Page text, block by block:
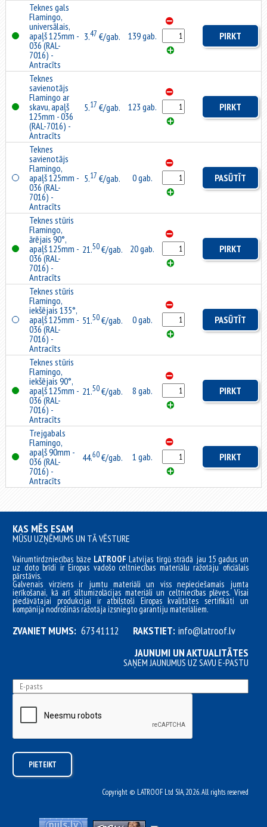
Teknes gals
Flamingo,
universālais,
apaļš 125mm -
036 (RAL-
7016) -
Antracīts
3.47 €/gab. 139 gab. PIRKT
Teknes
savienotājs
Flamingo ar
skavu, apaļš
125mm - 036
(RAL-7016) -
Antracīts
5.17 €/gab. 123 gab. PIRKT
Teknes
savienotājs
Flamingo,
apaļš 125mm -
036 (RAL-
7016) -
Antracīts
5.17 €/gab. 0 gab. PASŪTĪT
Teknes stūris
Flamingo,
ārējais 90°,
apaļš 125mm -
036 (RAL-
7016) -
Antracīts
21.50€/gab. 20 gab. PIRKT
Teknes stūris
Flamingo,
iekšējais 135°,
apaļš 125mm -
036 (RAL-
7016) -
Antracīts
51.50€/gab. 0 gab. PASŪTĪT
Teknes stūris
Flamingo,
iekšējais 90°,
apaļš 125mm -
036 (RAL-
7016) -
Antracīts
21.50€/gab. 8 gab. PIRKT
Trejgabals
Flamingo,
apaļš 90mm -
036 (RAL-
7016) -
Antracīts
44.60€/gab. 1 gab. PIRKT
KAS MĒS ESAM
MŪSU UZŅĒMUMS UN TĀ VĒSTURE
Vairumtirdzniecības bāze LATROOFLatvijas tirgū strādā jau 15 gadus un
uz doto brīdi ir Eiropas vadošo celtniecības materiālu ražotāju oficiālais
pārstāvis.
Galvenais virziens ir jumtu materiāli un viss nepieciešamais jumta
ierīkošanai, kā arī siltumizolācijas materiāli un celtniecības plēves. Visai
piedāvātajai produkcijai ir atbilstoši Eiropas kvalitātes sertifikāti un
kompānija nodrošinās ražotāja izsniegto garantiju materiāliem.
ZVANIET MUMS: 67341112 RAKSTIET: info@latroof.lv
JAUNUMI UN AKTUALITĀTES
SAŅEM JAUNUMUS UZ SAVU E-PASTU
Copyright © LATROOF Ltd SIA, 2026. All rights reserved